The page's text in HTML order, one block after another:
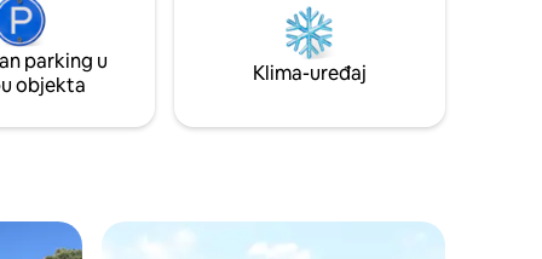
Wi-fi Estacionamento, Churrasqueira
parking u
objekta
Klima-uređaj